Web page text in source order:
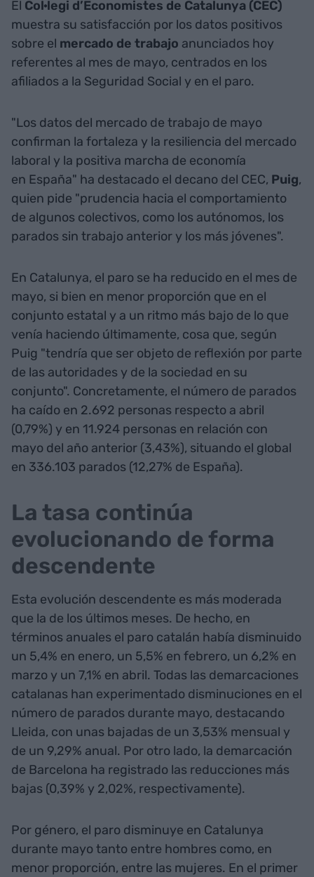
El Col·legi d’Economistes de Catalunya (CEC)
muestra su satisfacción por los datos positivos
sobre el mercado de trabajo anunciados hoy
referentes al mes de mayo, centrados en los
afiliados a la Seguridad Social y en el paro.
"Los datos del mercado de trabajo de mayo
confirman la fortaleza y la resiliencia del mercado
laboral y la positiva marcha de economía
en España" ha destacado el decano del CEC, Puig,
quien pide "prudencia hacia el comportamiento
de algunos colectivos, como los autónomos, los
parados sin trabajo anterior y los más jóvenes".
En Catalunya, el paro se ha reducido en el mes de
mayo, si bien en menor proporción que en el
conjunto estatal y a un ritmo más bajo de lo que
venía haciendo últimamente, cosa que, según
Puig "tendría que ser objeto de reflexión por parte
de las autoridades y de la sociedad en su
conjunto". Concretamente, el número de parados
ha caído en 2.692 personas respecto a abril
(0,79%) y en 11.924 personas en relación con
mayo del año anterior (3,43%), situando el global
en 336.103 parados (12,27% de España).
La tasa continúa
evolucionando de forma
descendente
Esta evolución descendente es más moderada
que la de los últimos meses. De hecho, en
términos anuales el paro catalán había disminuido
un 5,4% en enero, un 5,5% en febrero, un 6,2% en
marzo y un 7,1% en abril. Todas las demarcaciones
catalanas han experimentado disminuciones en el
número de parados durante mayo, destacando
Lleida, con unas bajadas de un 3,53% mensual y
de un 9,29% anual. Por otro lado, la demarcación
de Barcelona ha registrado las reducciones más
bajas (0,39% y 2,02%, respectivamente).
Por género, el paro disminuye en Catalunya
durante mayo tanto entre hombres como, en
menor proporción, entre las mujeres. En el primer